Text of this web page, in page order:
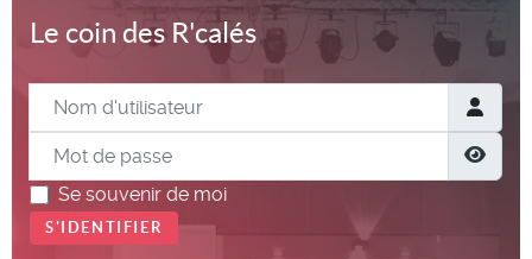
Le coin des R'calés
Nom d'utilisateur
Mot de passe
Se souvenir de moi
S'IDENTIFIER